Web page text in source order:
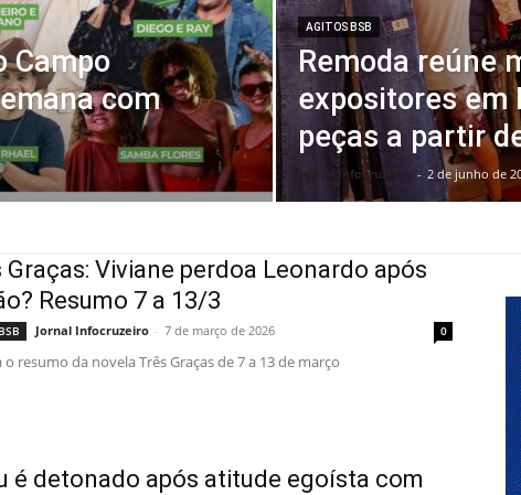
Campo
com
AGITOS BSB
Remoda reúne
expositores em
peças a partir
Jornal Infocruzeiro - 2 de junho de
Graças: Viviane perdoa Leonardo após
Resumo 7 a 13/3
Jornal Infocruzeiro - 7 de março de 2026 0
resumo da novela Três Graças de 7 a 13 de março
é detonado após atitude egoísta com